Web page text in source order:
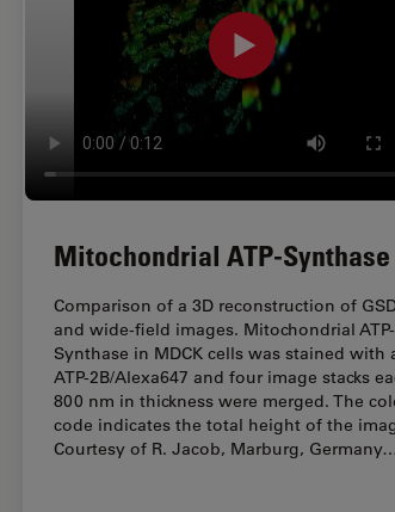
Mitochondrial ATP-Synthase
Comparison of a 3D reconstruction of
and wide-field images. Mitochondrial ATP-
Synthase in MDCK cells was stained with
ATP-2B/Alexa647 and four image stacks
800 nm in thickness were merged. The
code indicates the total height of the
Courtesy of R. Jacob, Marburg,